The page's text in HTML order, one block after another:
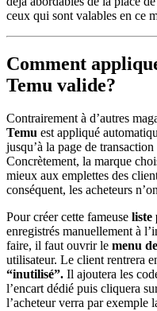
ceux qui sont valables en ce
Comment
Temu valide?
Contrairement à d’autres
Temu est appliqué
jusqu’à la page de
Concrètement, la marque
mieux aux emplettes des
conséquent, les acheteurs
Pour créer cette fameuse liste
enregistrés manuellement à
faire, il faut ouvrir le menu
utilisateur. Le client rentrera
“inutilisé”. Il ajoutera les
l’encart dédié puis cliquera
l’acheteur verra par exemple